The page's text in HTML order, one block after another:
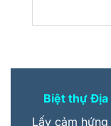
Biệt thự Địa
Lấy cảm